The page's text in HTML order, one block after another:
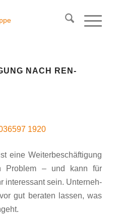
NACH REN­
eine Wei­ter­be­schäf­tigung
Pro­blem – und kann für
in­te­res­sant sein. Un­ter­neh­
gut be­raten lassen, was